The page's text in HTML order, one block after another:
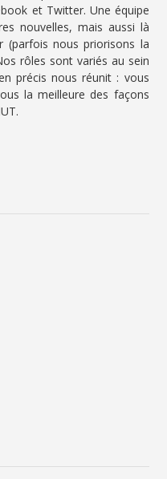
et Twitter. Une équipe
nouvelles, mais aussi là
(parfois nous priorisons la
rôles sont variés au sein
précis nous réunit : vous
la meilleure des façons